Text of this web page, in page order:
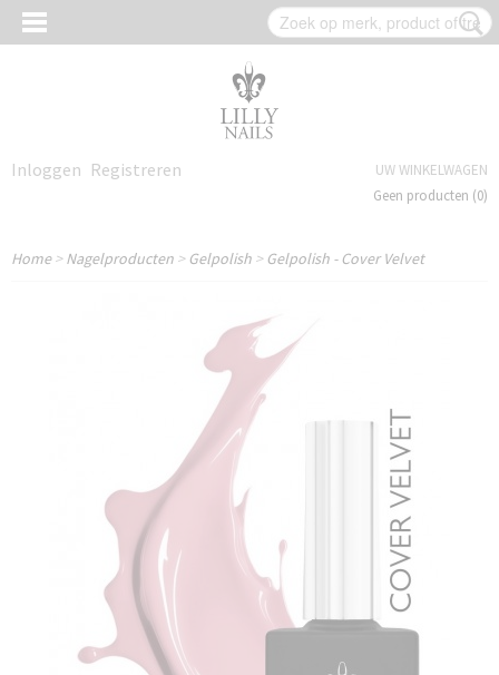
Inloggen Registreren
UW WINKELWAGEN
Geen producten (0)
Home>Nagelproducten > Gelpolish > Gelpolish - Cover Velvet